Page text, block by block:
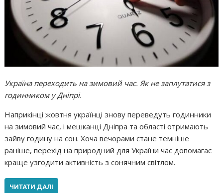
Україна переходить на зимовий час. Як не заплутатися з
годинником у Дніпрі.
Наприкінці жовтня українці знову переведуть годинники
на зимовий час, і мешканці Дніпра та області отримають
зайву годину на сон. Хоча вечорами стане темніше
раніше, перехід на природний для України час допомагає
краще узгодити активність з сонячним світлом.
ЧИТАТИ ДАЛІ